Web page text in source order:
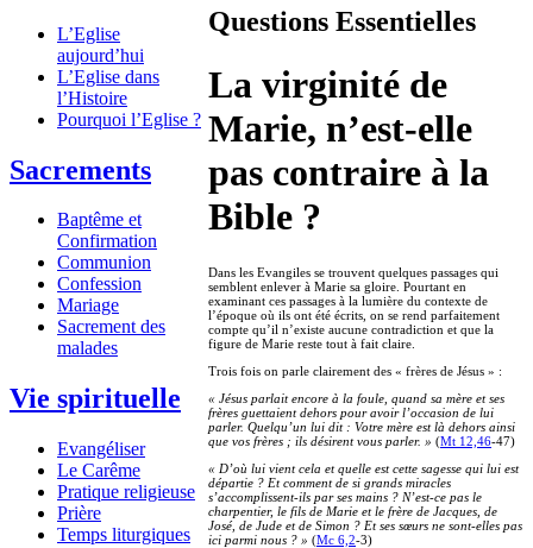
L’Eglise
aujourd’hui
L’Eglise dans
l’Histoire
Pourquoi l’Eglise ?
Sacrements
Baptême et
Confirmation
Communion
Confession
Mariage
Sacrement des
malades
Vie spirituelle
Evangéliser
Le Carême
Pratique religieuse
Prière
Temps liturgiques
Questions Essentielles
La virginité de
Marie, n’est-elle
pas contraire à la
Bible ?
Dans les Evangiles se trouvent quelques passages qui
semblent enlever à Marie sa gloire. Pourtant en
examinant ces passages à la lumière du contexte de
l’époque où ils ont été écrits, on se rend parfaitement
compte qu’il n’existe aucune contradiction et que la
figure de Marie reste tout à fait claire.
Trois fois on parle clairement des « frères de Jésus » :
« Jésus parlait encore à la foule, quand sa mère et ses
frères guettaient dehors pour avoir l’occasion de lui
parler. Quelqu’un lui dit : Votre mère est là dehors ainsi
que vos frères ; ils désirent vous parler. » (Mt 12,46-47)
« D’où lui vient cela et quelle est cette sagesse qui lui est
départie ? Et comment de si grands miracles
s’accomplissent-ils par ses mains ? N’est-ce pas le
charpentier, le fils de Marie et le frère de Jacques, de
José, de Jude et de Simon ? Et ses sœurs ne sont-elles pas
ici parmi nous ? » (Mc 6,2-3)